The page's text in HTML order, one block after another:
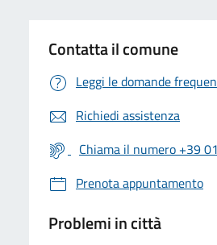
Contatta il comune
Leggi le domande
Richiedi assistenza
Chiama il numero +39
Prenota appuntamento
Problemi in città